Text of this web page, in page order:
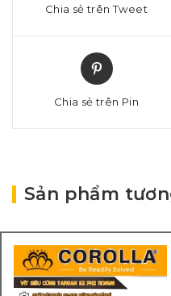
Chia sẻ trên Tweet
Chia sẻ trên Pin
Sản phẩm